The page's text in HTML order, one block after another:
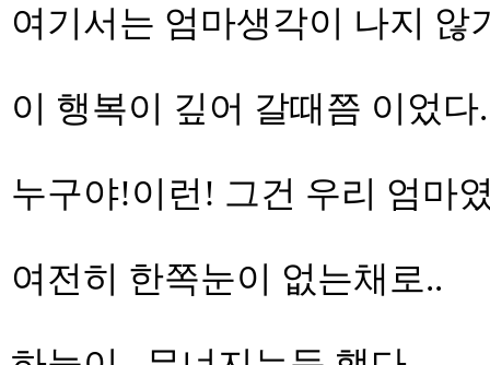
여기서는 엄마생각이 나지 않
이 행복이 깊어 갈때쯤 이었다.
누구야!이런! 그건 우리 엄마
여전히 한쪽눈이 없는채로..